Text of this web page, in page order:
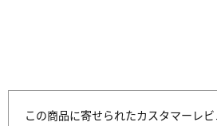
この商品に寄せられたカスタマーレビ